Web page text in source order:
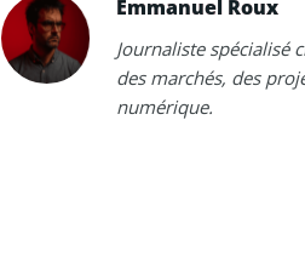
Emmanuel Roux
Journaliste spécialisé
des marchés, des
numérique.